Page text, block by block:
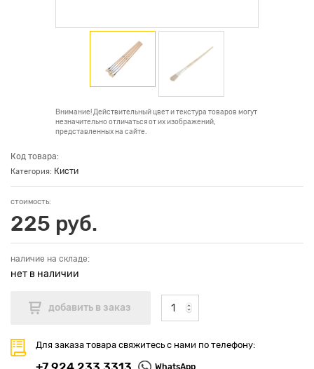
Внимание! Действительный цвет и текстура товаров могут
незначительно отличаться от их изображений,
представленных на сайте.
Код товара:
Категория: Кисти
стоимость:
225 руб.
наличие на складе:
нет в наличии
Для заказа товара свяжитесь с нами по телефону:
WhatsApp